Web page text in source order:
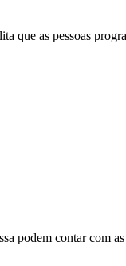
as pessoas
podem contar com